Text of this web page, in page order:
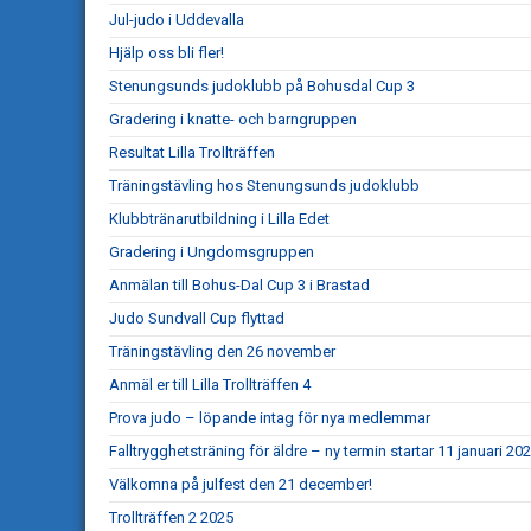
Jul-judo i Uddevalla
Hjälp oss bli fler!
Stenungsunds judoklubb på Bohusdal Cup 3
Gradering i knatte- och barngruppen
Resultat Lilla Trollträffen
Träningstävling hos Stenungsunds judoklubb
Klubbtränarutbildning i Lilla Edet
Gradering i Ungdomsgruppen
Anmälan till Bohus-Dal Cup 3 i Brastad
Judo Sundvall Cup flyttad
Träningstävling den 26 november
Anmäl er till Lilla Trollträffen 4
Prova judo – löpande intag för nya medlemmar
Falltrygghetsträning för äldre – ny termin startar 11 januari
Välkomna på julfest den 21 december!
Trollträffen 2 2025